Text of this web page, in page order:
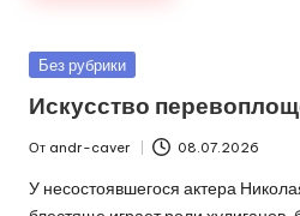
Опубликовано
Без рубрики
Искусство
Запись
от
От andr-caver 08.07.2026
У несостоявшегося актера